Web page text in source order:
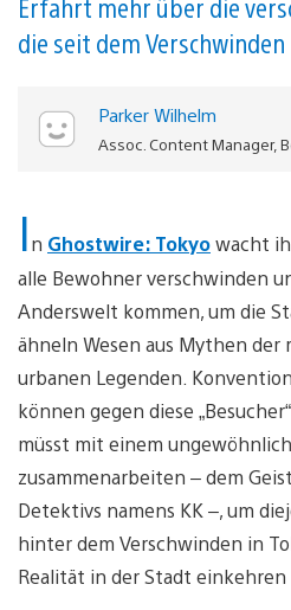
die seit dem
Parker Wilhelm
Assoc. Content Manager,
In Ghostwire: Tokyowacht
alle Bewohner verschwinden
Anderswelt kommen, um die
ähneln Wesen aus Mythen der
urbanen Legenden.
können gegen diese
müsst mit einem
zusammenarbeiten – dem
Detektivs namens KK –, um
hinter dem Verschwinden in
Realität in der Stadt einkehren